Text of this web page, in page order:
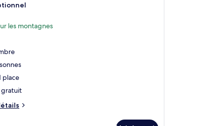
:
les montagnes
place
gratuit